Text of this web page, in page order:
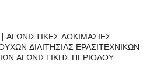
ΑΓΩΝΙΣΤΙΚΕΣ ΔΟΚΙΜΑΣΙΕΣ
ΔΙΑΙΤΗΣΙΑΣ ΕΡΑΣΙΤΕΧΝΙΚΩΝ
ΑΓΩΝΙΣΤΙΚΗΣ ΠΕΡΙΟΔΟΥ